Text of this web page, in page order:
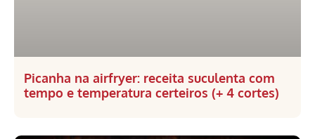
Picanha na airfryer: receita suculenta com
tempo e temperatura certeiros (+ 4 cortes)